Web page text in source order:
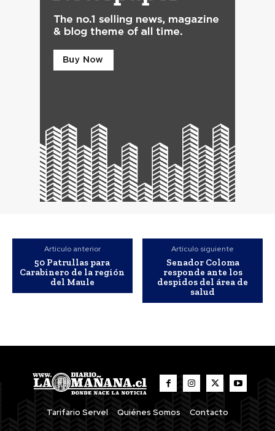
Artículo anterior
50 Patrullas para
Carabinero de la región
del Maule
Artículo siguiente
Senador Coloma
responde ante los
despidos del área de
salud
Tarifario Servel Quiénes Somos Contacto